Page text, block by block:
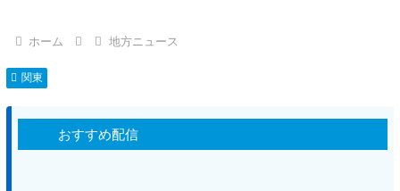
ホーム 地方ニュース
関東
おすすめ配信